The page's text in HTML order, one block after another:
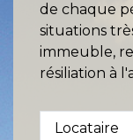
de chaque
situations
immeuble,
résiliation à
Locataire